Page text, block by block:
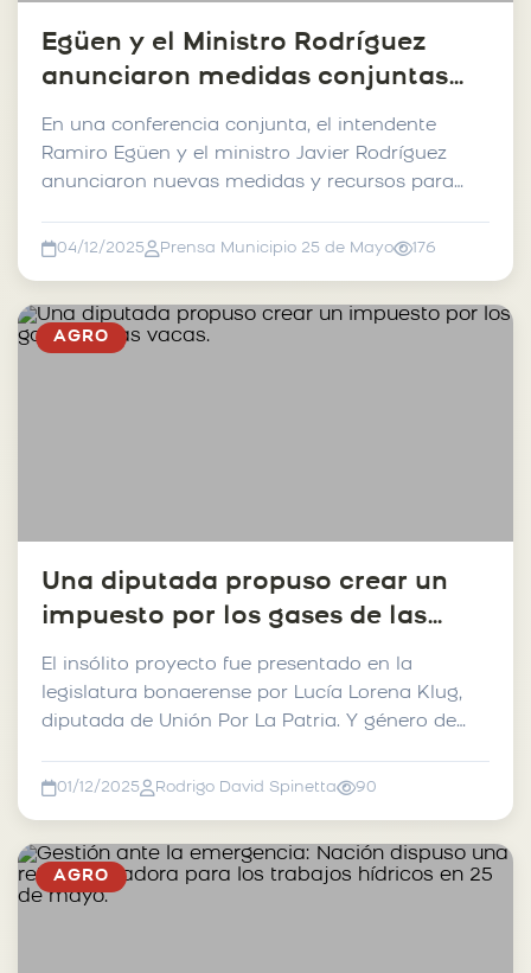
Egüen y el Ministro Rodríguez
anunciaron medidas conjuntas
ante la emergencia hídrica en 25
de Mayo
En una conferencia conjunta, el intendente
Ramiro Egüen y el ministro Javier Rodríguez
anunciaron nuevas medidas y recursos para
04/12/2025 Prensa Municipio 25 de Mayo 176
AGRO
Una diputada propuso crear un
impuesto por los gases de las
vacas.
El insólito proyecto fue presentado en la
legislatura bonaerense por Lucía Lorena Klug,
diputada de Unión Por La Patria. Y género de
01/12/2025 Rodrigo David Spinetta 90
AGRO